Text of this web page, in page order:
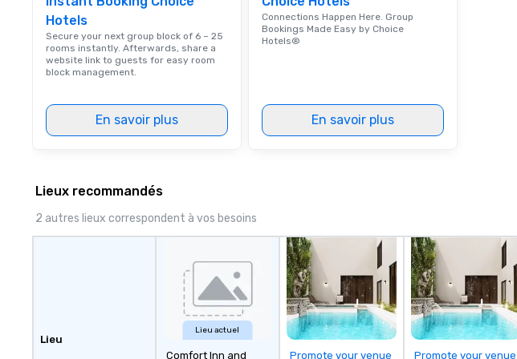
Hotels
Secure your next group block of 6 – 25
rooms instantly. Afterwards, share a
website link to guests for easy room
block management.
En savoir plus
Connections Happen Here. Group
Bookings Made Easy by Choice
Hotels®
En savoir plus
Lieux recommandés
2 autres lieux correspondent à vos besoins
Lieu
Lieu actuel
Comfort Inn and Promote your venue Promote your venue